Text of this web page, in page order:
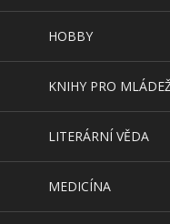
HOBBY
KNIHY PRO
LITERÁRNÍ VĚDA
MEDICÍNA